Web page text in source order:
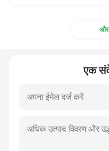
और
एक